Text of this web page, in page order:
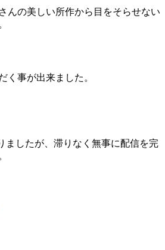
んの美しい所作から目をそらせない
く事が出来ました。
ましたが、滞りなく無事に配信を完